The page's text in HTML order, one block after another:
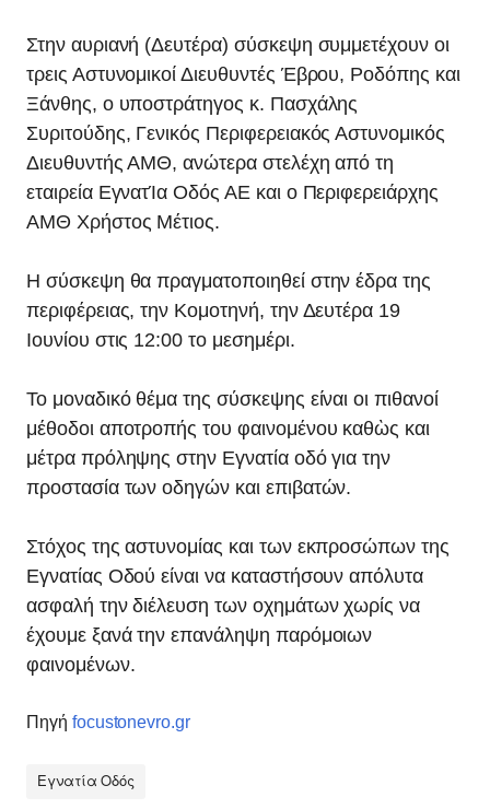
Στην αυριανή (Δευτέρα) σύσκεψη συμμετέχουν οι
τρεις Αστυνομικοί Διευθυντές Έβρου, Ροδόπης και
Ξάνθης, ο υποστράτηγος κ. Πασχάλης
Συριτούδης, Γενικός Περιφερειακός Αστυνομικός
Διευθυντής ΑΜΘ, ανώτερα στελέχη από τη
εταιρεία ΕγνατΊα Οδός ΑΕ και ο Περιφερειάρχης
ΑΜΘ Χρήστος Μέτιος.
Η σύσκεψη θα πραγματοποιηθεί στην έδρα της
περιφέρειας, την Κομοτηνή, την Δευτέρα 19
Ιουνίου στις 12:00 το μεσημέρι.
Το μοναδικό θέμα της σύσκεψης είναι οι πιθανοί
μέθοδοι αποτροπής του φαινομένου καθὼς και
μέτρα πρόληψης στην Εγνατία οδό για την
προστασία των οδηγών και επιβατών.
Στόχος της αστυνομίας και των εκπροσώπων της
Εγνατίας Οδού είναι να καταστήσουν απόλυτα
ασφαλή την διέλευση των οχημάτων χωρίς να
έχουμε ξανά την επανάληψη παρόμοιων
φαινομένων.
Πηγή focustonevro.gr
Εγνατία Οδός